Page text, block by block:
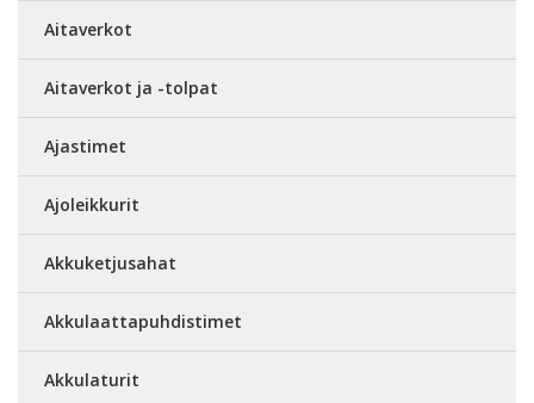
Aitaverkot
Aitaverkot ja -tolpat
Ajastimet
Ajoleikkurit
Akkuketjusahat
Akkulaattapuhdistimet
Akkulaturit